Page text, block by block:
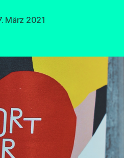
März 2021